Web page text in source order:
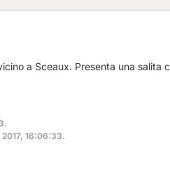
a Sceaux. Presenta una
16:06:33.